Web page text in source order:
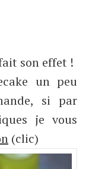
son effet !
un peu
si par
je vous
(clic)